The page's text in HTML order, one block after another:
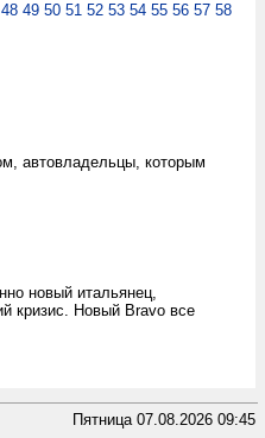
48 49 50 51 52 53 54 55 56 57 58
автовладельцы, которым
новый итальянец,
кризис. Новый Bravo все
Пятница 07.08.2026 09:45